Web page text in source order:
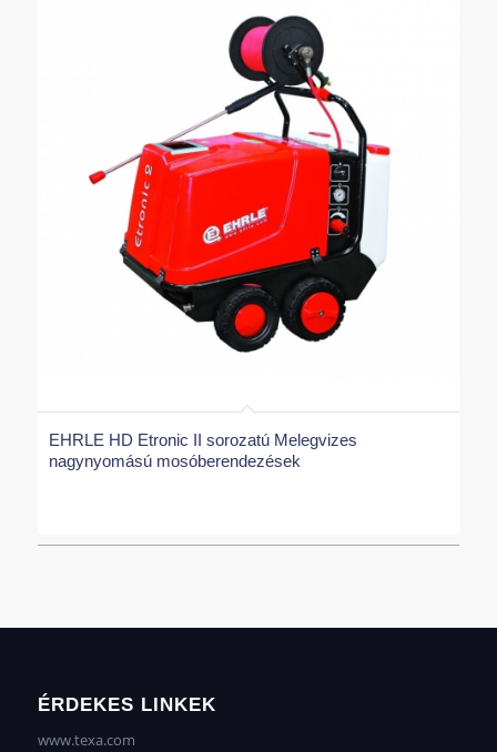
EHRLE HD Etronic II sorozatú Melegvizes
nagynyomású mosóberendezések
ÉRDEKES LINKEK
www.texa.com